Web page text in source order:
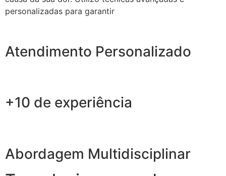
personalizadas para garantir
Atendimento Personalizado
+10 de experiência
Abordagem Multidisciplinar